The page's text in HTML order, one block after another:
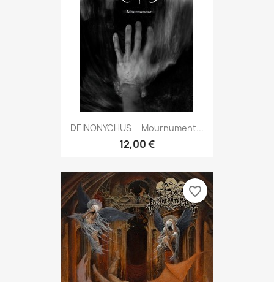
DEINONYCHUS _ Mournument...
12,00 €
favorite_border